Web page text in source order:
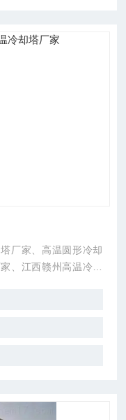
厂家、高温圆形冷却
、江西赣州高温冷却